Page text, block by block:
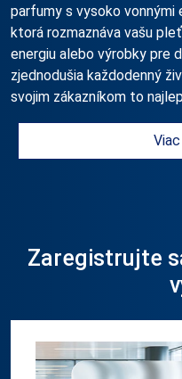
parfumy s vysoko vonnými
ktorá rozmaznáva vašu
energiu alebo výrobky pre
zjednodušia každodenný
svojim zákazníkom to
Zaregistrujte